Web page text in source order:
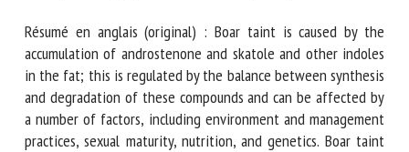
verrat pour des populations d’animaux spécifiques.
Résumé en anglais (original) : Boar taint is caused by the
accumulation of androstenone and skatole and other
indoles in the fat; this is regulated by the balance between
synthesis and degradation of these compounds and can be